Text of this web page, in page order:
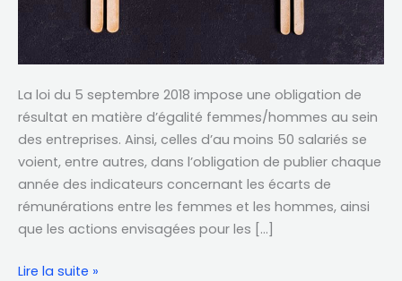
La loi du 5 septembre 2018 impose une obligation de
résultat en matière d’égalité femmes/hommes au sein
des entreprises. Ainsi, celles d’au moins 50 salariés se
voient, entre autres, dans l’obligation de publier chaque
année des indicateurs concernant les écarts de
rémunérations entre les femmes et les hommes, ainsi
que les actions envisagées pour les […]
Lire la suite »